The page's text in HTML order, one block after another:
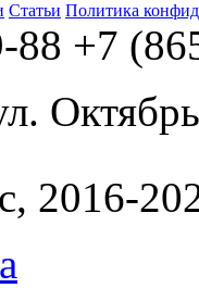
Статьи Политика
88 +7
2016-